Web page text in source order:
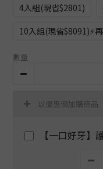
4入組(現省$2801)
10入組(現省$8091)⚡
數量
以優惠價加購商品
【一口好牙】